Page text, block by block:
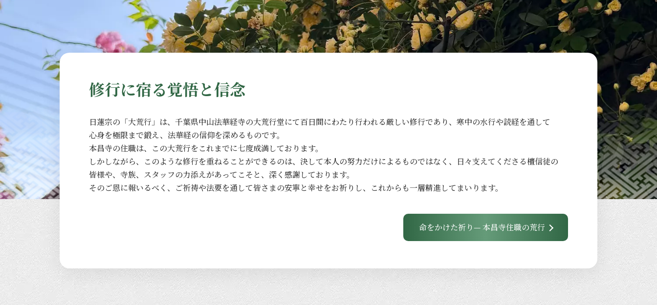
修行に宿る覚悟と信念
日蓮宗の 「大荒行」は、 千葉県中山法華経寺の大荒行堂にて百日間にわたり行われる厳しい修行であり、 寒中の水行や読経を通して
心身を極限まで鍛え、 法華経の信仰を深める ものです。
本昌寺の住職は、 この大荒行をこれまでに七度成満しております。
しかしながら、
このような修行を重ねる ことができるのは、 決して本人の努力だけによる ものではなく、 日々支えてくださる檀信徒の
皆様や、 寺族、 スタッフの力添えがあってこそと、 深く 感謝しております。
そのご恩に報いるべく、 ご祈祷や法要を通して皆さまの安寧と幸せをお祈りし、 これからも一層精進してまいります。
命をかけた祈り— 本昌寺住職の荒行